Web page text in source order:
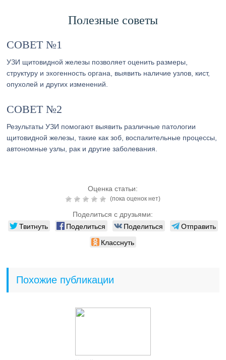
Полезные советы
СОВЕТ №1
УЗИ щитовидной железы позволяет оценить размеры,
структуру и эхогенность органа, выявить наличие узлов, кист,
опухолей и других изменений.
СОВЕТ №2
Результаты УЗИ помогают выявить различные патологии
щитовидной железы, такие как зоб, воспалительные процессы,
автономные узлы, рак и другие заболевания.
Оценка статьи:
(пока оценок нет)
Поделиться с друзьями:
Твитнуть Поделиться Поделиться
Отправить
Класснуть
Похожие публикации